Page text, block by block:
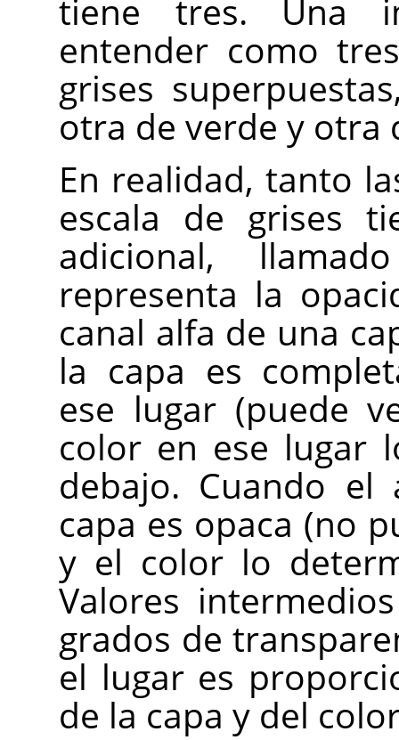
tiene tres. Una
entender como
grises
otra de verde y otra
En realidad, tanto
escala de grises
adicional,
representa la
canal alfa de una
la capa es
ese lugar (puede
color en ese lugar
debajo. Cuando el
capa es opaca (no
y el color lo
Valores
grados de
el lugar es
de la capa y del